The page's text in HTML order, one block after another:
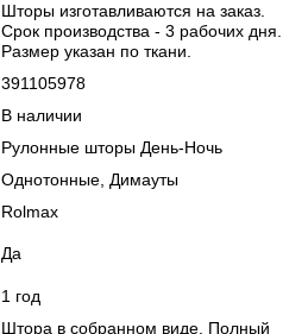
Шторы изготавливаются на заказ.
Срок производства - 3 рабочих дня.
Размер указан по ткани.
391105978
В наличии
Рулонные шторы День-Ночь
Однотонные, Димауты
Rolmax
Да
1 год
Штора в собранном виде. Полный